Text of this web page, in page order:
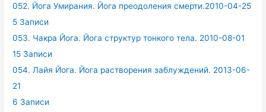
052. Йога Умирания. Йога преодоления смерти.2010-04-25
5 Записи
053. Чакра Йога. Йога структур тонкого тела. 2010-08-01
15 Записи
054. Лайя Йога. Йога растворения заблуждений. 2013-06-
21
6 Записи